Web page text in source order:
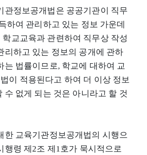
관정보공개법은 공공기관이 직무
하여 관리하고 있는 정보 가운데
교교육과 관련하여 직무상 작성
리하고 있는 정보의 공개에 관하
는 법률이므로, 학교에 대하여 교
이 적용된다고 하여 더 이상 정보
수 없게 되는 것은 아니라고 할 것
한 교육기관정보공개법의 시행으
행령 제2조 제1호가 묵시적으로